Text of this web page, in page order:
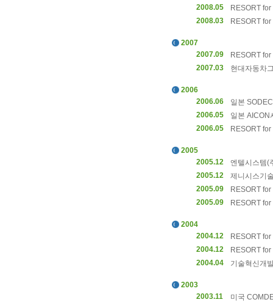
2008.05
RESORT
2008.03
RESORT
2007
2007.09
RESORT
2007.03
현대자동차
2006
2006.06
일본
2006.05
일본 AICON
2006.05
RESORT
2005
2005.12
엔텔시스템(
2005.12
제니시스기
2005.09
RESORT
2005.09
RESORT
2004
2004.12
RESORT
2004.12
RESORT
2004.04
기술혁신개
2003
2003.11
미국